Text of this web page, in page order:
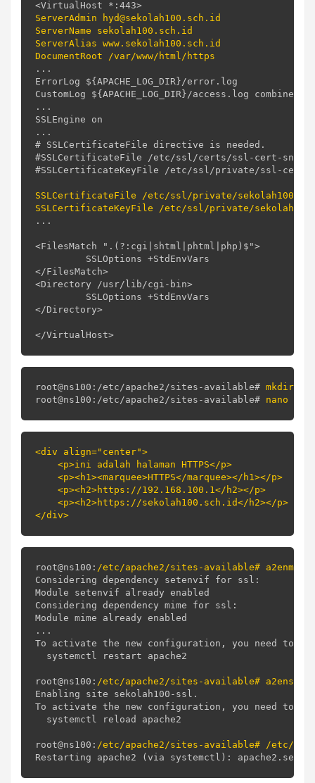
ServerAdmin hyd@sekolah100.sch.id
ServerName sekolah100.sch.id
ServerAlias www.sekolah100.sch.id
DocumentRoot /var/www/html/https
...
ErrorLog ${APACHE_LOG_DIR}/error.log
CustomLog ${APACHE_LOG_DIR}/access.log combined
...
SSLEngine on
...
# SSLCertificateFile directive is needed.
#SSLCertificateFile /etc/ssl/certs/ssl-cert-
#SSLCertificateKeyFile /etc/ssl/private/ssl-cert-
SSLCertificateFile /etc/ssl/private/
SSLCertificateKeyFile /etc/ssl/private/
...
<FilesMatch ".(?:cgi|shtml|phtml|php)$">
         SSLOptions +StdEnvVars
</FilesMatch>
<Directory /usr/lib/cgi-bin>
         SSLOptions +StdEnvVars
</Directory>
</VirtualHost>
root@ns100:/etc/apache2/sites-available# mkdir /
root@ns100:/etc/apache2/sites-available#
<div align="center">
    <p>ini adalah halaman HTTPS</p>
    <p><h1><marquee>HTTPS</marquee></h1></p>
    <p><h2>https://192.168.100.1</h2></p>
    <p><h2>https://sekolah100.sch.id</h2></p>
root@ns100: /etc/apache2/sites-available# a2enmod
Considering dependency setenvif for ssl:
Module setenvif already enabled
Considering dependency mime for ssl:
Module mime already enabled
...
To activate the new configuration, you need to
  systemctl restart apache2
root@ns100: /etc/apache2/sites-available# a2ensite
Enabling site sekolah100-ssl.
To activate the new configuration, you need to
  systemctl reload apache2
root@ns100: /etc/apache2/sites-available# /etc/